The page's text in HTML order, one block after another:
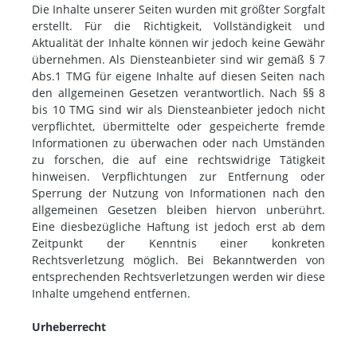
Die Inhalte unserer Seiten wurden mit größter Sorgfalt
erstellt. Für die Richtigkeit, Vollständigkeit und
Aktualität der Inhalte können wir jedoch keine Gewähr
übernehmen. Als Diensteanbieter sind wir gemäß § 7
Abs.1 TMG für eigene Inhalte auf diesen Seiten nach
den allgemeinen Gesetzen verantwortlich. Nach §§ 8
bis 10 TMG sind wir als Diensteanbieter jedoch nicht
verpflichtet, übermittelte oder gespeicherte fremde
Informationen zu überwachen oder nach Umständen
zu forschen, die auf eine rechtswidrige Tätigkeit
hinweisen. Verpflichtungen zur Entfernung oder
Sperrung der Nutzung von Informationen nach den
allgemeinen Gesetzen bleiben hiervon unberührt.
Eine diesbezügliche Haftung ist jedoch erst ab dem
Zeitpunkt der Kenntnis einer konkreten
Rechtsverletzung möglich. Bei Bekanntwerden von
entsprechenden Rechtsverletzungen werden wir diese
Inhalte umgehend entfernen.
Urheberrecht